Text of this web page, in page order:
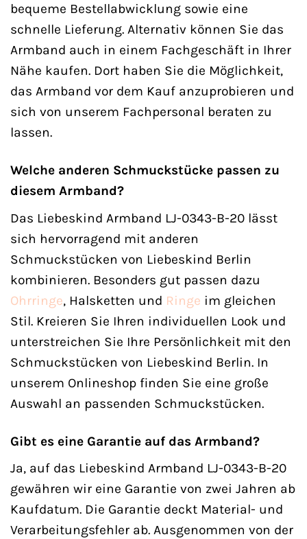
bequeme Bestellabwicklung sowie eine
schnelle Lieferung. Alternativ können Sie das
Armband auch in einem Fachgeschäft in Ihrer
Nähe kaufen. Dort haben Sie die Möglichkeit,
das Armband vor dem Kauf anzuprobieren und
sich von unserem Fachpersonal beraten zu
lassen.
Welche anderen Schmuckstücke passen zu
diesem Armband?
Das Liebeskind Armband LJ-0343-B-20 lässt
sich hervorragend mit anderen
Schmuckstücken von Liebeskind Berlin
kombinieren. Besonders gut passen dazu
Ohrringe, Halsketten und Ringe im gleichen
Stil. Kreieren Sie Ihren individuellen Look und
unterstreichen Sie Ihre Persönlichkeit mit den
Schmuckstücken von Liebeskind Berlin. In
unserem Onlineshop finden Sie eine große
Auswahl an passenden Schmuckstücken.
Gibt es eine Garantie auf das Armband?
Ja, auf das Liebeskind Armband LJ-0343-B-20
gewähren wir eine Garantie von zwei Jahren ab
Kaufdatum. Die Garantie deckt Material- und
Verarbeitungsfehler ab. Ausgenommen von der